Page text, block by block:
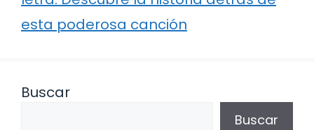
esta poderosa canción
Buscar
Buscar